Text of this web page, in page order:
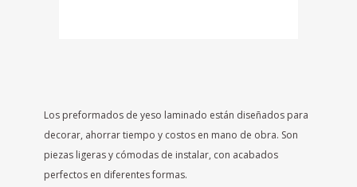
Los preformados de yeso laminado están diseñados para
decorar, ahorrar tiempo y costos en mano de obra. Son
piezas ligeras y cómodas de instalar, con acabados
perfectos en diferentes formas.